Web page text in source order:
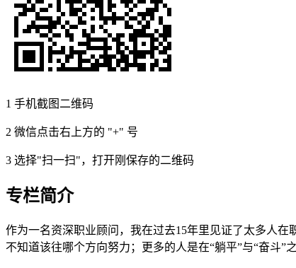
1 手机截图二维码
2 微信点击右上方的 "+" 号
3 选择"扫一扫"，打开刚保存的二维码
专栏简介
作为一名资深职业顾问，我在过去15年里见证了太多人
不知道该往哪个方向努力；更多的人是在“躺平”与“奋斗”